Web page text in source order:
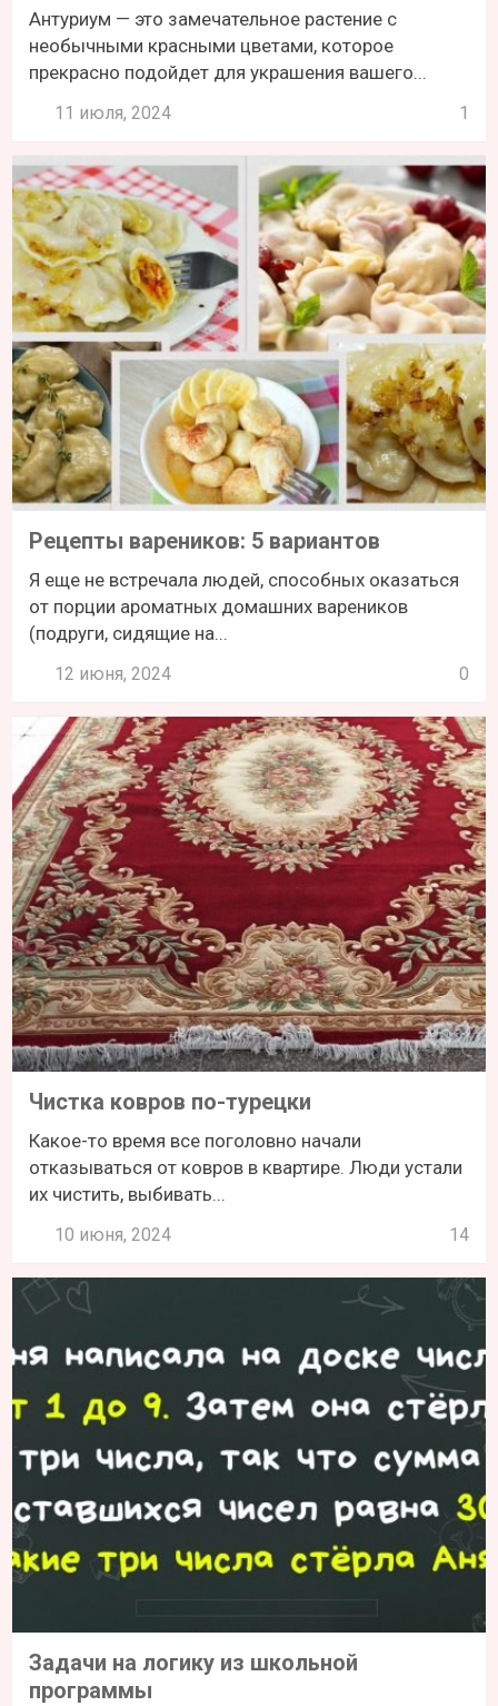
Антуриум — это замечательное растение с
необычными красными цветами, которое
прекрасно подойдет для украшения вашего...
11 июля, 2024 1
Рецепты вареников: 5 вариантов
Я еще не встречала людей, способных оказаться
от порции ароматных домашних вареников
(подруги, сидящие на...
12 июня, 2024 0
Чистка ковров по-турецки
Какое-то время все поголовно начали
отказываться от ковров в квартире. Люди устали
их чистить, выбивать...
10 июня, 2024 14
Задачи на логику из школьной
программы